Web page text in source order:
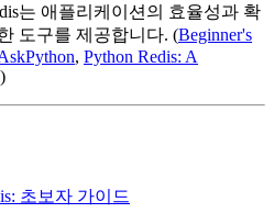
는 애플리케이션의 효율성과 확
도구를 제공합니다. (Beginner's
, Python Redis: A
)
초보자 가이드